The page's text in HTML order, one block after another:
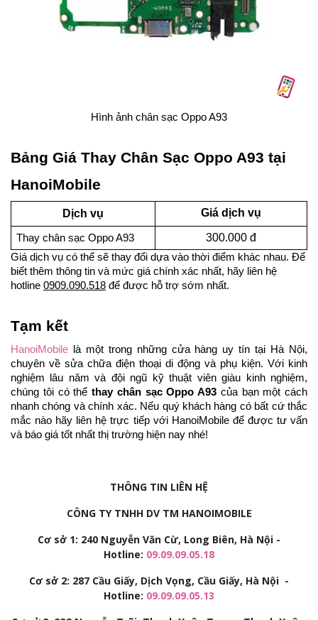
Hình ảnh chân sạc Oppo A93
Bảng Giá Thay Chân Sạc Oppo A93 tại
HanoiMobile
Dịch vụ Giá dịch vụ
Thay chân sạc Oppo A93 300.000 đ
Giá dịch vụ có thể sẽ thay đổi dựa vào thời điểm khác nhau. Để
biết thêm thông tin và mức giá chính xác nhất, hãy liên hệ
hotline 0909.090.518 để được hỗ trợ sớm nhất.
Tạm kết
HanoiMobile
là một trong những cửa hàng uy tín tại Hà Nội,
chuyên về sửa chữa điện thoại di động và phụ kiện. Với kinh
nghiệm lâu năm và đội ngũ kỹ thuật viên giàu kinh nghiệm,
chúng tôi có thể thay chân sạc Oppo A93 của bạn một cách
nhanh chóng và chính xác. Nếu quý khách hàng có bất cứ thắc
mắc nào hãy liên hệ trực tiếp với HanoiMobile để được tư vấn
và báo giá tốt nhất thị trường hiện nay nhé!
THÔNG TIN LIÊN HỆ
CÔNG TY TNHH DV TM HANOIMOBILE
Cơ sở 1: 240 Nguyễn Văn Cừ, Long Biên, Hà Nội -
Hotline: 09.09.09.05.18
Cơ sở 2: 287 Cầu Giấy, Dịch Vọng, Cầu Giấy, Hà Nội -
Hotline: 09.09.09.05.13